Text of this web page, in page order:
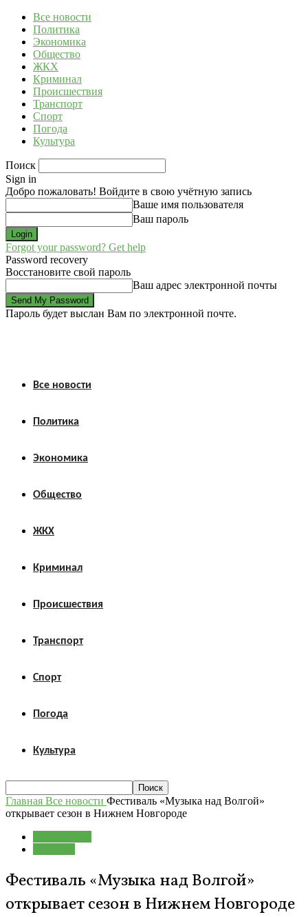
Все новости
Политика
Экономика
Общество
ЖКХ
Криминал
Происшествия
Транспорт
Спорт
Погода
Культура
Поиск
Sign in
Добро пожаловать! Войдите в свою учётную запись
Ваше имя пользователя
Ваш пароль
Forgot your password? Get help
Password recovery
Восстановите свой пароль
Ваш адрес электронной почты
Пароль будет выслан Вам по электронной почте.
Все новости
Политика
Экономика
Общество
ЖКХ
Криминал
Происшествия
Транспорт
Спорт
Погода
Культура
Главная Все новости Фестиваль «Музыка над Волгой»
открывает сезон в Нижнем Новгороде
Фестиваль «Музыка над Волгой»
открывает сезон в Нижнем Новгороде